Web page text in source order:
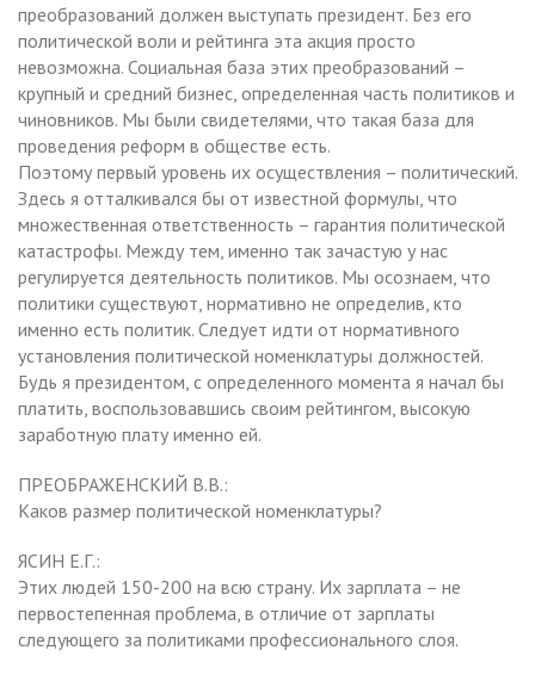
преобразований должен выступать президент. Без его
политической воли и рейтинга эта акция просто
невозможна. Социальная база этих преобразований –
крупный и средний бизнес, определенная часть политиков и
чиновников. Мы были свидетелями, что такая база для
проведения реформ в обществе есть.
Поэтому первый уровень их осуществления – политический.
Здесь я отталкивался бы от известной формулы, что
множественная ответственность – гарантия политической
катастрофы. Между тем, именно так зачастую у нас
регулируется деятельность политиков. Мы осознаем, что
политики существуют, нормативно не определив, кто
именно есть политик. Следует идти от нормативного
установления политической номенклатуры должностей.
Будь я президентом, с определенного момента я начал бы
платить, воспользовавшись своим рейтингом, высокую
заработную плату именно ей.
ПРЕОБРАЖЕНСКИЙ В.В.:
Каков размер политической номенклатуры?
ЯСИН Е.Г.:
Этих людей 150-200 на всю страну. Их зарплата – не
первостепенная проблема, в отличие от зарплаты
следующего за политиками профессионального слоя.